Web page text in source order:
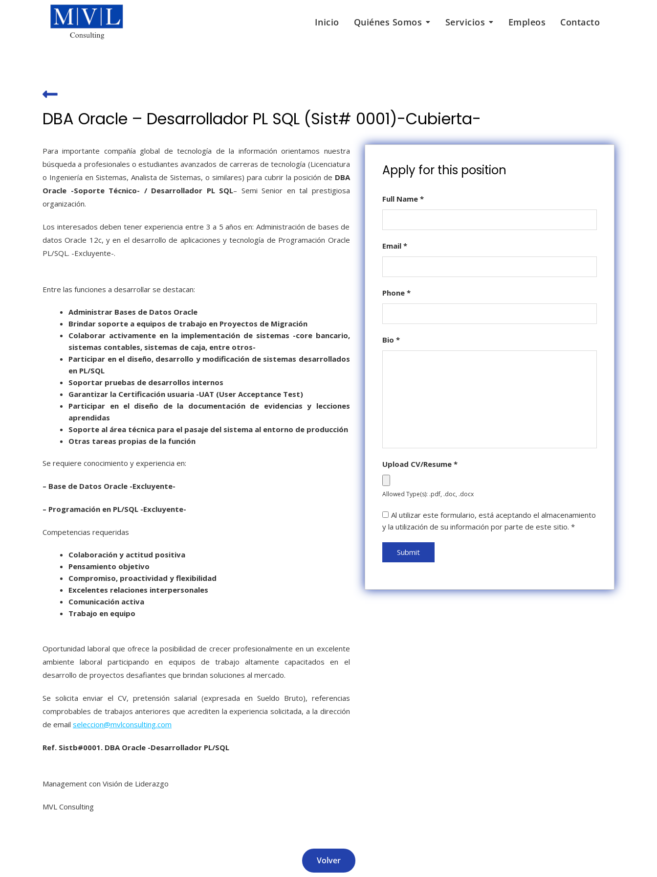
Inicio Quiénes Somos Servicios Empleos Contacto
DBA Oracle – Desarrollador PL SQL (Sist# 0001)-Cubierta-
Para importante compañía global de tecnología de la información orientamos nuestra
búsqueda a profesionales o estudiantes avanzados de carreras de tecnología (Licenciatura
o Ingeniería en Sistemas, Analista de Sistemas, o similares) para cubrir la posición de DBA
Oracle -Soporte Técnico- / Desarrollador PL SQL– Semi Senior en tal prestigiosa
organización.
Los interesados deben tener experiencia entre 3 a 5 años en: Administración de bases de
datos Oracle 12c, y en el desarrollo de aplicaciones y tecnología de Programación Oracle
PL/SQL. -Excluyente-.
Entre las funciones a desarrollar se destacan:
Administrar Bases de Datos Oracle
Brindar soporte a equipos de trabajo en Proyectos de Migración
Colaborar activamente en la implementación de sistemas -core bancario,
sistemas contables, sistemas de caja, entre otros-
Participar en el diseño, desarrollo y modificación de sistemas desarrollados
en PL/SQL
Soportar pruebas de desarrollos internos
Garantizar la Certificación usuaria -UAT (User Acceptance Test)
Participar en el diseño de la documentación de evidencias y lecciones
aprendidas
Soporte al área técnica para el pasaje del sistema al entorno de producción
Otras tareas propias de la función
Se requiere conocimiento y experiencia en:
– Base de Datos Oracle -Excluyente-
– Programación en PL/SQL -Excluyente-
Competencias requeridas
Colaboración y actitud positiva
Pensamiento objetivo
Compromiso, proactividad y flexibilidad
Excelentes relaciones interpersonales
Comunicación activa
Trabajo en equipo
Oportunidad laboral que ofrece la posibilidad de crecer profesionalmente en un excelente
ambiente laboral participando en equipos de trabajo altamente capacitados en el
desarrollo de proyectos desafiantes que brindan soluciones al mercado.
Se solicita enviar el CV, pretensión salarial (expresada en Sueldo Bruto), referencias
comprobables de trabajos anteriores que acrediten la experiencia solicitada, a la dirección
de email seleccion@mvlconsulting.com
Ref. Sistb#0001. DBA Oracle -Desarrollador PL/SQL
Management con Visión de Liderazgo
MVL Consulting
Apply for this position
Full Name *
Email *
Phone *
Bio *
Upload CV/Resume *
Allowed Type(s): .pdf, .doc, .docx
Al utilizar este formulario, está aceptando el almacenamiento
y la utilización de su información por parte de este sitio. *
Volver